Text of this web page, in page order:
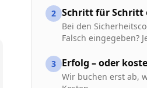
2 Schritt für Schritt
Bei den
Falsch eingegeben?
3 Erfolg – oder
Wir buchen erst ab,